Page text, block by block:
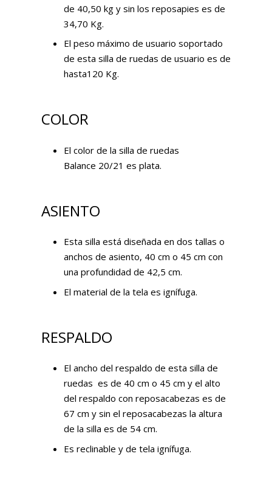
de 40,50 kg y sin los reposapies es de
34,70 Kg.
El peso máximo de usuario soportado
de esta silla de ruedas de usuario es de
hasta120 Kg.
COLOR
El color de la silla de ruedas
Balance 20/21 es plata.
ASIENTO
Esta silla está diseñada en dos tallas o
anchos de asiento, 40 cm o 45 cm con
una profundidad de 42,5 cm.
El material de la tela es ignífuga.
RESPALDO
El ancho del respaldo de esta silla de
ruedas es de 40 cm o 45 cm y el alto
del respaldo con reposacabezas es de
67 cm y sin el reposacabezas la altura
de la silla es de 54 cm.
Es reclinable y de tela ignífuga.